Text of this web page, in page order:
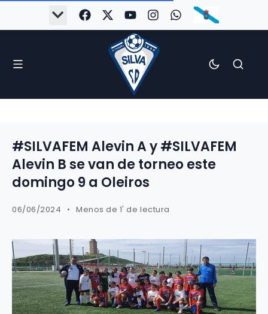
#SILVAFEM Alevin A y #SILVAFEM
Alevin B se van de torneo este
domingo 9 a Oleiros
06/06/2024 Menos de 1' de lectura